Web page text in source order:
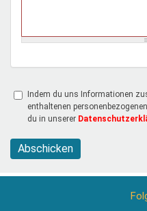
Indem du uns Informationen
enthaltenen
du in unserer
Abschicken